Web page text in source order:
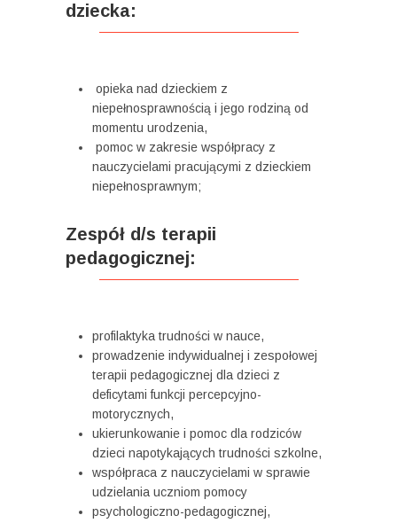
dziecka:
opieka nad dzieckiem z
niepełnosprawnością i jego rodziną od
momentu urodzenia,
pomoc w zakresie współpracy z
nauczycielami pracującymi z dzieckiem
niepełnosprawnym;
Zespół d/s terapii
pedagogicznej:
profilaktyka trudności w nauce,
prowadzenie indywidualnej i zespołowej
terapii pedagogicznej dla dzieci z
deficytami funkcji percepcyjno-
motorycznych,
ukierunkowanie i pomoc dla rodziców
dzieci napotykających trudności szkolne,
współpraca z nauczycielami w sprawie
udzielania uczniom pomocy
psychologiczno-pedagogicznej,